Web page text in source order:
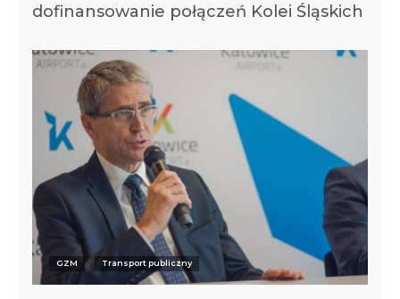
dofinansowanie połączeń Kolei Śląskich
GZM Transport publiczny